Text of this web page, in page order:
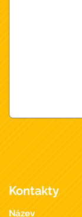
Kontakty
Název